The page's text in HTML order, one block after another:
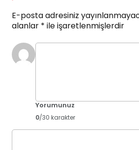
E-posta adresiniz
alanlar * ile işaretlenmişlerdir
Yorumunuz
0/30 karakter